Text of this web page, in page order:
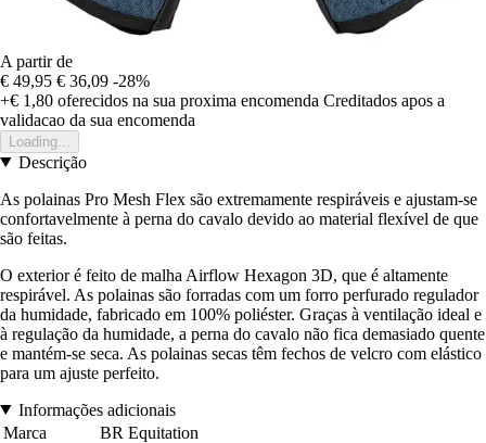
A partir de
€ 49,95 € 36,09 -28%
+€ 1,80 oferecidos na sua proxima encomenda Creditados apos a
validacao da sua encomenda
Loading...
Descrição
As polainas Pro Mesh Flex são extremamente respiráveis e ajustam-se
confortavelmente à perna do cavalo devido ao material flexível de que
são feitas.
O exterior é feito de malha Airflow Hexagon 3D, que é altamente
respirável. As polainas são forradas com um forro perfurado regulador
da humidade, fabricado em 100% poliéster. Graças à ventilação ideal e
à regulação da humidade, a perna do cavalo não fica demasiado quente
e mantém-se seca. As polainas secas têm fechos de velcro com elástico
para um ajuste perfeito.
Informações adicionais
Marca
BR Equitation